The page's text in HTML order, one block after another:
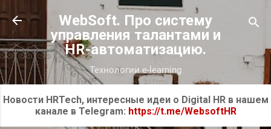
К основному контенту
WebSoft. Про систему
управления талантами и
HR-автоматизацию.
Технологии e-learning
Новости HRTech, интересные идеи о Digital HR в нашем
канале в Telegram: https://t.me/WebsoftHR